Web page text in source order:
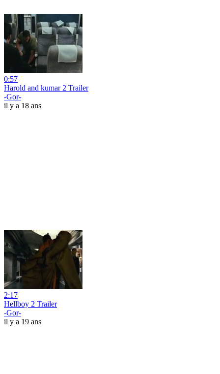
0:57
Harold and kumar 2 Trailer
-Gor-
il y a 18 ans
2:17
Hellboy 2 Trailer
-Gor-
il y a 19 ans